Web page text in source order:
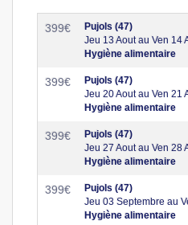
399€
Pujols (47)
Jeu 13 Aout au Ven 14
Hygiène alimentaire
399€
Pujols (47)
Jeu 20 Aout au Ven 21
Hygiène alimentaire
399€
Pujols (47)
Jeu 27 Aout au Ven 28
Hygiène alimentaire
399€
Pujols (47)
Jeu 03 Septembre au
Hygiène alimentaire